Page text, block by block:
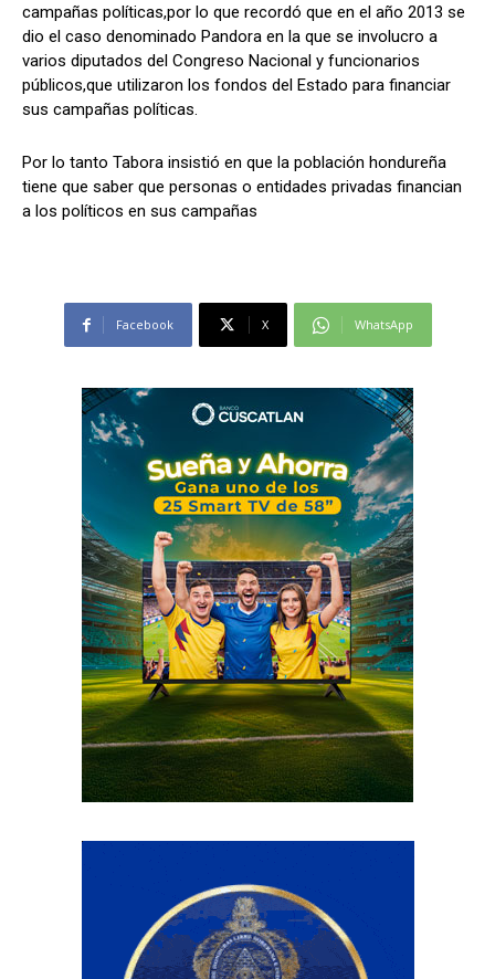
campañas políticas,por lo que recordó que en el año 2013 se
dio el caso denominado Pandora en la que se involucro a
varios diputados del Congreso Nacional y funcionarios
públicos,que utilizaron los fondos del Estado para financiar
sus campañas políticas.
Por lo tanto Tabora insistió en que la población hondureña
tiene que saber que personas o entidades privadas financian
a los políticos en sus campañas
Facebook X WhatsApp